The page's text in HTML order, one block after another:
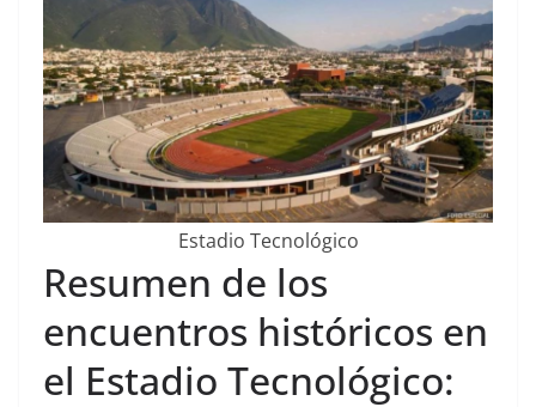
Estadio Tecnológico
Resumen de los
encuentros históricos en
el Estadio Tecnológico: